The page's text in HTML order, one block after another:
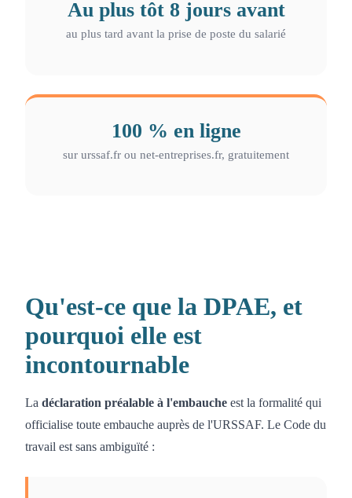
Au plus tôt 8 jours avant
au plus tard avant la prise de poste du salarié
100 % en ligne
sur urssaf.fr ou net-entreprises.fr, gratuitement
Qu'est-ce que la DPAE, et
pourquoi elle est
incontournable
La déclaration préalable à l'embauche est la formalité qui
officialise toute embauche auprès de l'URSSAF. Le Code du
travail est sans ambiguïté :